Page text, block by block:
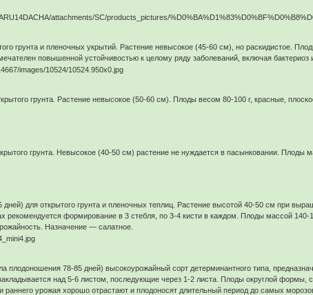
грунта и пленочных укрытий. Растение невысокое (45-60 см), но раскидистое.
повышенной устойчивостью к целому ряду заболеваний, включая бактериоз
грунта. Растение невысокое (50-60 см). Плоды весом 80-100 г, красные,
грунта. Невысокое (40-50 см) растение не нуждается в пасынковании. Плоды
для открытого грунта и пленочных теплиц. Растение высотой 40-50 см при
формирование в 3 стебля, по 3-4 кисти в каждом. Плоды массой 140-
Назначение — салатное.
плодоношения 78-85 дней) высокоурожайный сорт детерминантного типа,
над 5-6 листом, последующие через 1-2 листа. Плоды округлой формы,
урожая хорошо отрастают и плодоносят длительный период до самых